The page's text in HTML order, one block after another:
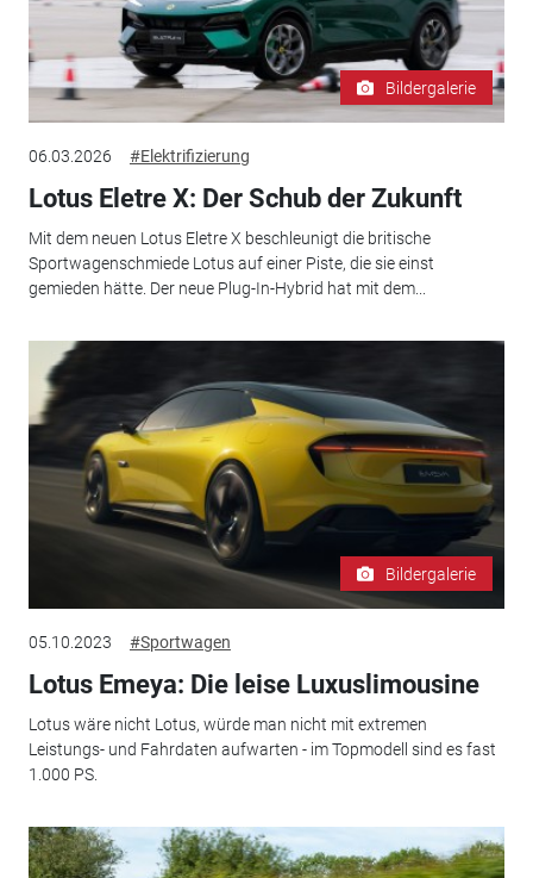
Bildergalerie
06.03.2026 #Elektrifizierung
Lotus Eletre X: Der Schub der Zukunft
Mit dem neuen Lotus Eletre X beschleunigt die britische
Sportwagenschmiede Lotus auf einer Piste, die sie einst
gemieden hätte. Der neue Plug-In-Hybrid hat mit dem...
Bildergalerie
05.10.2023 #Sportwagen
Lotus Emeya: Die leise Luxuslimousine
Lotus wäre nicht Lotus, würde man nicht mit extremen
Leistungs- und Fahrdaten aufwarten - im Topmodell sind es fast
1.000 PS.